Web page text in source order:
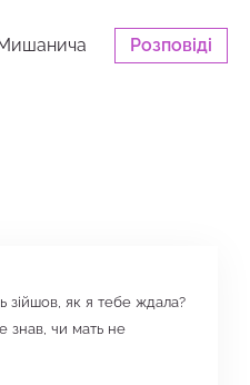
Мишанича Розповіді
зійшов, як я тебе ждала?
знав, чи мать не